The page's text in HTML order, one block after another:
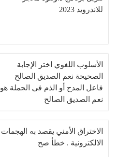
للاندرويد 2023
الأسلوب اللغوي اختر الإجابة
الصحيحة نعم الصديق الصالح
فاعل المدح أو الذم في الجملة هو
نعم الصديق الصالح
الاختراق الأمني يقصد به الهجمات
الالكترونية . خطأ صح